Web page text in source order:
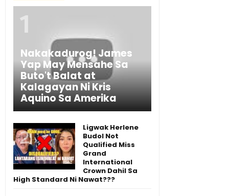
Nakakadurog! James
Yap May Mensahe Sa
Buto't Balat at
Kalagayan Ni Kris
Aquino Sa Amerika
Ligwak Herlene
Budol Not
Qualified Miss
Grand
International
Crown Dahil Sa
High Standard Ni Nawat???